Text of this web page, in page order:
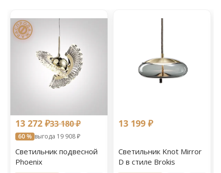
13 272 ₽33 180 ₽
60 % выгода 19 908 ₽
Светильник подвесной
Phoenix
13 199 ₽
Светильник Knot Mirror
D в стиле Brokis